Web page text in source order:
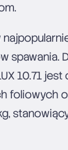
spawania.
10.71
foliowych